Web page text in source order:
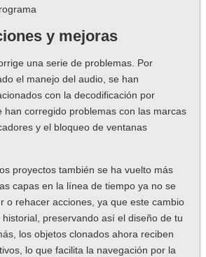
y mejoras
una serie de problemas. Por
el manejo del audio, se han
con la decodificación por
han corregido problemas con las marcas
y el bloqueo de ventanas
proyectos también se ha vuelto más
capas en la línea de tiempo ya no se
o rehacer acciones, ya que este cambio
preservando así el diseño de tu
los objetos clonados ahora reciben
lo que facilita la navegación por la